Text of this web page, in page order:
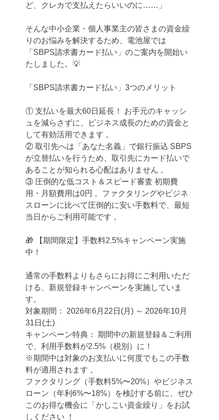
ど、クレカで支払えたらいいのに……」
そんな中小企業・個人事業主の皆さまの資金繰
りのお悩みを解決するため、電池屋では
「SBPS請求書カード払い」のご案内を開始い
たしました。💡
「SBPS請求書カード払い」3つのメリット
① 支払いを最大60日延長！ お手元のキャッシ
ュを減らさずに、ビジネス成長のための資金と
して有効活用できます 。
② 取引先へは「あなた名義」で銀行振込 SBPS
が立替払いを行うため、取引先にカード払いで
あることが知られる心配はありません 。
③ 圧倒的な低コスト＆スピード審査 初期費
用・月額費用は0円 。ファクタリングやビジネ
スローンに比べて圧倒的に安い手数料で、最短
当日からご利用可能です 。
🎁 【期間限定】手数料2.5%キャンペーン実施
中！
通常の手数料よりもさらにお得にご利用いただ
ける、新規登録キャンペーンを実施していま
す。
対象期間： 2026年6月22日(月) ～ 2026年10月
31日(土)
キャンペーン特典： 期間中の新規登録＆ご利用
で、利用手数料が2.5%（税別）に！
※期間中は対象のお支払いに何度でもこの手数
料が適用されます 。
ファクタリング（手数料5%〜20%）やビジネス
ローン（年利6%〜18%）を検討する前に、ぜひ
このお得な機会に「かしこい資金繰り」をお試
しください ！